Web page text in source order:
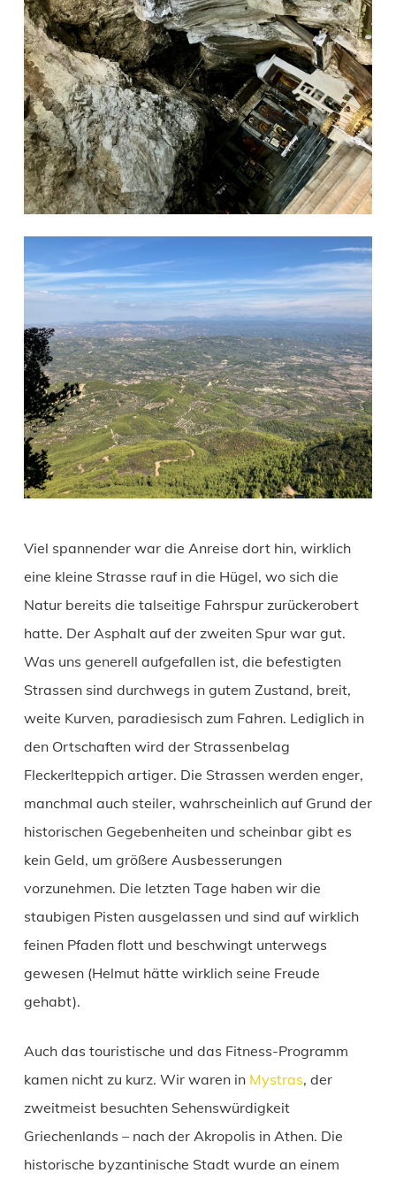
Viel spannender war die Anreise dort hin, wirklich
eine kleine Strasse rauf in die Hügel, wo sich die
Natur bereits die talseitige Fahrspur zurückerobert
hatte. Der Asphalt auf der zweiten Spur war gut.
Was uns generell aufgefallen ist, die befestigten
Strassen sind durchwegs in gutem Zustand, breit,
weite Kurven, paradiesisch zum Fahren. Lediglich in
den Ortschaften wird der Strassenbelag
Fleckerlteppich artiger. Die Strassen werden enger,
manchmal auch steiler, wahrscheinlich auf Grund der
historischen Gegebenheiten und scheinbar gibt es
kein Geld, um größere Ausbesserungen
vorzunehmen. Die letzten Tage haben wir die
staubigen Pisten ausgelassen und sind auf wirklich
feinen Pfaden flott und beschwingt unterwegs
gewesen (Helmut hätte wirklich seine Freude
gehabt).
Auch das touristische und das Fitness-Programm
kamen nicht zu kurz. Wir waren in Mystras, der
zweitmeist besuchten Sehenswürdigkeit
Griechenlands – nach der Akropolis in Athen. Die
historische byzantinische Stadt wurde an einem